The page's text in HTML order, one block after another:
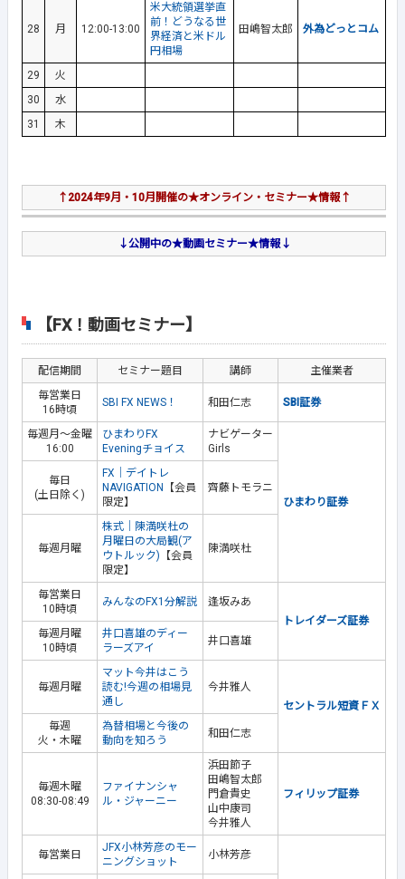
28 月 12:00-13:00
米大統領選挙直
前！どうなる世
界経済と米ドル
円相場
田嶋智太郎 外為どっとコム
29
火
30
水
31
木
↑2024年9月・10月開催の★オンライン・セミナー★情報↑
↓公開中の★動画セミナー★情報↓
【FX！動画セミナー】
配信期間 セミナー題目 講師
主催業者
毎営業日
16時頃
SBI FX NEWS！ 和田仁志 SBI証券
毎週月～金曜
16:00
ひまわりFX
Eveningチョイス
ナビゲーター
Girls
ひまわり証券
毎日
(土日除く)
FX｜デイトレ
NAVIGATION
【会員
限定】
齊藤トモラニ
毎週月曜
株式｜陳満咲杜の
月曜日の大局観(ア
ウトルック) 【会員
限定】
陳満咲杜
毎営業日
10時頃
みんなのFX1分解説
逢坂みあ
トレイダーズ証券
毎週月曜
10時頃
井口喜雄のディー
ラーズアイ
井口喜雄
毎週月曜
マット今井はこう
読む!今週の相場見
通し
今井雅人
セントラル短資ＦＸ
毎週
火・木曜
為替相場と今後の
動向を知ろう
和田仁志
毎週木曜
08:30-08:49
ファイナンシャ
ル・ジャーニー
浜田節子
田嶋智太郎
門倉貴史
山中康司
今井雅人
フィリップ証券
毎営業日
JFX小林芳彦のモー
ニングショット
小林芳彦